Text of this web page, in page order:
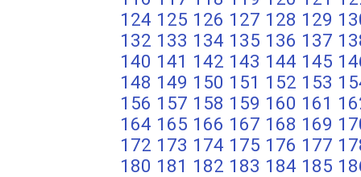
124 125 126 127 128 129
132 133 134 135 136 137
140 141 142 143 144 145
148 149 150 151 152 153
156 157 158 159 160 161
164 165 166 167 168 169
172 173 174 175 176 177
180 181 182 183 184 185